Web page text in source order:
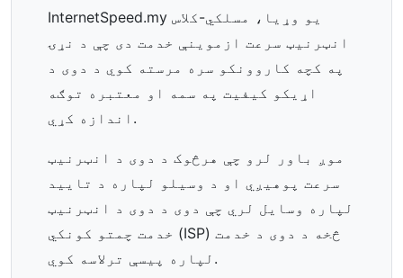
InternetSpeed.my یو وړیا، مسلکي-کلاس
انټرنیټ سرعت ازموینې خدمت دی چې د نړۍ
په کچه کاروونکو سره مرسته کوي د دوی د
اړیکو کیفیت په سمه او معتبره توګه
اندازه کړي.
موږ باور لرو چې هرڅوک د دوی د انټرنیټ
سرعت پوهیږي او د وسیلو لپاره د تایید
لپاره وسایل لري چې دوی د دوی د انټرنیټ
خدمت چمتو کونکي (ISP) څخه د دوی د خدمت
لپاره پیسې ترلاسه کوي.